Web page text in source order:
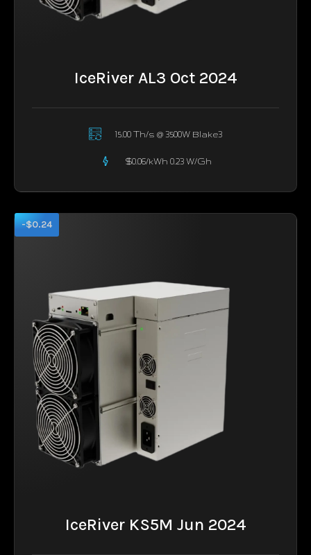
IceRiver AL3 Oct 2024
15.00 Th/s @ 3500W Blake3
$0.06/kWh 0.23 W/Gh
IceRiver KS5M Jun 2024
-$0.24